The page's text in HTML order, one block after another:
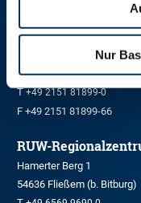
Nur
RUW-
Kleinewefersstraße 160
47803 Krefeld
T+49 2151 81899-0
F +49 2151 81899-66
RUW-
Hamerter Berg 1
54636 Fließem (b. Bitburg)